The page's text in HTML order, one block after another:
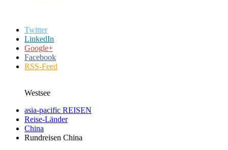
Twitter
LinkedIn
Google+
Facebook
RSS-Feed
Westsee
asia-pacific REISEN
Reise-Länder
China
Rundreisen China